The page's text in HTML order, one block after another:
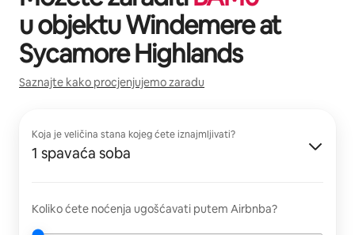
u objektuWindemere at
Sycamore Highlands
Saznajte kako procjenjujemo zaradu
Koja je veličina stana kojeg ćete iznajmljivati?
1 spavaća soba
Koliko ćete noćenja ugošćavati putem Airbnba?